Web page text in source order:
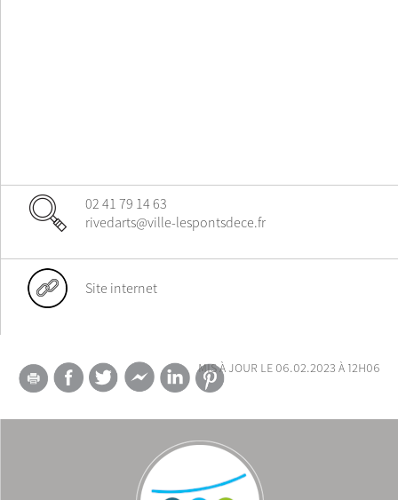
02 41 79 14 63
rivedarts@ville-lespontsdece.fr
Site internet
mis à jour le 06.02.2023 à 12h06